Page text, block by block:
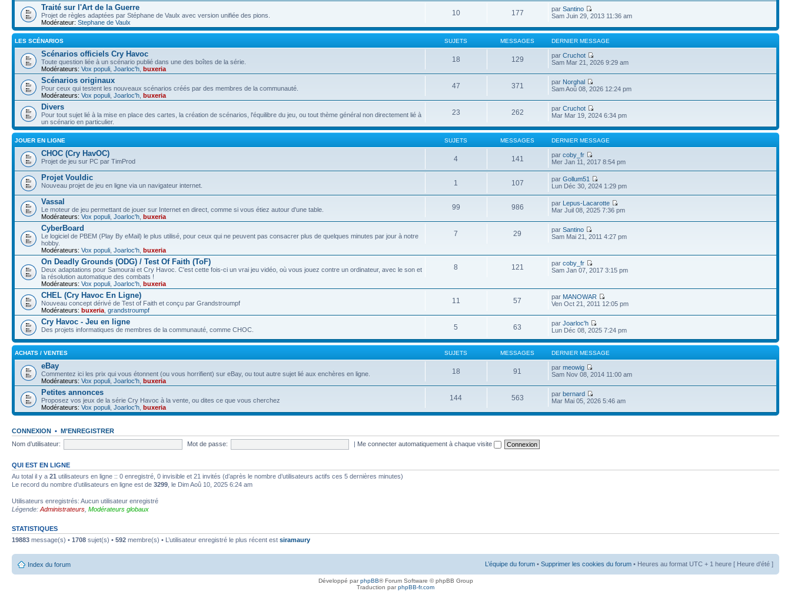
Traité sur l'Art de la Guerre
Projet de règles adaptées par Stéphane de Vaulx avec version unifiée des pions.
Modérateur: Stephane de Vaulx
10 177 parSantino
Sam Juin 29, 2013 11:36 am
LES SCÉNARIOS SUJETS MESSAGES DERNIER MESSAGE
Scénarios officiels Cry Havoc
Toute question liée à un scénario publié dans une des boîtes de la série.
Modérateurs: Vox populi Joarloc'h buxeria
18 129 parCruchot
Sam Mar 21, 2026 9:29 am
Scénarios originaux
Pour ceux qui testent les nouveaux scénarios créés par des membres de la communauté.
Modérateurs: Vox populi Joarloc'h buxeria
47 371 par Norghal
Sam Aoû 08, 2026 12:24 pm
Divers
Pour tout sujet lié à la mise en place des cartes, la création de scénarios, l'équilibre du jeu, ou tout thème général non directement lié à
un scénario en particulier.
23 262 parCruchot
Mar Mar 19, 2024 6:34 pm
JOUER EN LIGNE SUJETS MESSAGES DERNIER MESSAGE
CHOC (Cry HavOC)
Projet de jeu sur PC par TimProd 4 141 parcoby_fr
Mer Jan 11, 2017 8:54 pm
Projet Vouldic
Nouveau projet de jeu en ligne via un navigateur internet. 1 107 parGollum51
Lun Déc 30, 2024 1:29 pm
Vassal
Le moteur de jeu permettant de jouer sur Internet en direct, comme si vous étiez autour d'une table.
Modérateurs: Vox populi Joarloc'h buxeria
99 986 par Lepus-Lacarotte
Mar Juil 08, 2025 7:36 pm
CyberBoard
Le logiciel de PBEM (Play By eMail) le plus utilisé, pour ceux qui ne peuvent pas consacrer plus de quelques minutes par jour à notre
hobby.
Modérateurs: Vox populi Joarloc'h buxeria
7 29 parSantino
Sam Mai 21, 2011 4:27 pm
On Deadly Grounds (ODG) / Test Of Faith (ToF)
Deux adaptations pour Samourai et Cry Havoc. C'est cette fois-ci un vrai jeu vidéo, où vous jouez contre un ordinateur, avec le son et
la résolution automatique des combats !
Modérateurs: Vox populi Joarloc'h buxeria
8 121 parcoby_fr
Sam Jan 07, 2017 3:15 pm
CHEL (Cry Havoc En Ligne)
Nouveau concept dérivé de Test of Faith et conçu par Grandstroumpf
Modérateurs: buxeria grandstroumpf
11 57 par MANOWAR
Ven Oct 21, 2011 12:05 pm
Cry Havoc - Jeu en ligne
Des projets informatiques de membres de la communauté, comme CHOC. 5 63 parJoarloc'h
Lun Déc 08, 2025 7:24 pm
ACHATS / VENTES SUJETS MESSAGES DERNIER MESSAGE
eBay
Commentez ici les prix qui vous étonnent (ou vous horrifient) sur eBay, ou tout autre sujet lié aux enchères en ligne.
Modérateurs: Vox populi Joarloc'h buxeria
18 91 parmeowig
Sam Nov 08, 2014 11:00 am
Petites annonces
Proposez vos jeux de la série Cry Havoc à la vente, ou dites ce que vous cherchez
Modérateurs: Vox populi Joarloc'h buxeria
144 563 parbernard
Mar Mai 05, 2026 5:46 am
CONNEXION • M’ENREGISTRER
Nom d’utilisateur:
Mot de passe: | Me connecter automatiquement à chaque visite
QUI EST EN LIGNE
Au total il y a 21 utilisateurs en ligne :: 0 enregistré, 0 invisible et 21 invités (d’après le nombre d’utilisateurs actifs ces 5 dernières minutes)
Le record du nombre d’utilisateurs en ligne est de 3299 , le Dim Aoû 10, 2025 6:24 am
Utilisateurs enregistrés: Aucun utilisateur enregistré
Légende: Administrateurs Modérateurs globaux
STATISTIQUES
19883 message(s) • 1708 sujet(s) • 592 membre(s) • L’utilisateur enregistré le plus récent est siramaury
Index du forum L’équipe du forum • Supprimer les cookies du forum • Heures au format UTC + 1 heure [ Heure d’été ]
Développé parphpBB® Forum Software © phpBB Group
Traduction parphpBB-fr.com